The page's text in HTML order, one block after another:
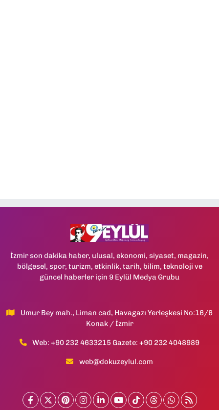
İzmir son dakika haber, ulusal, ekonomi, siyaset, magazin,
bölgesel, spor, turizm, etkinlik, tarih, bilim, teknoloji ve
güncel haberler için 9 Eylül Medya Grubu
Umur Bey mah., Liman cad, Havagazı Yerleşkesi No:16/6
Konak / İzmir
Web: +90 232 4633215 Gazete: +90 232 4048989
web@dokuzeylul.com